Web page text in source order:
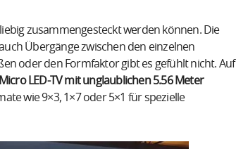
zusammengesteckt werden können. Die
Übergänge zwischen den einzelnen
oder den Formfaktor gibt es gefühlt nicht. Auf
LED-TV mit unglaublichen 5.56 Meter
wie 9×3, 1×7 oder 5×1 für spezielle